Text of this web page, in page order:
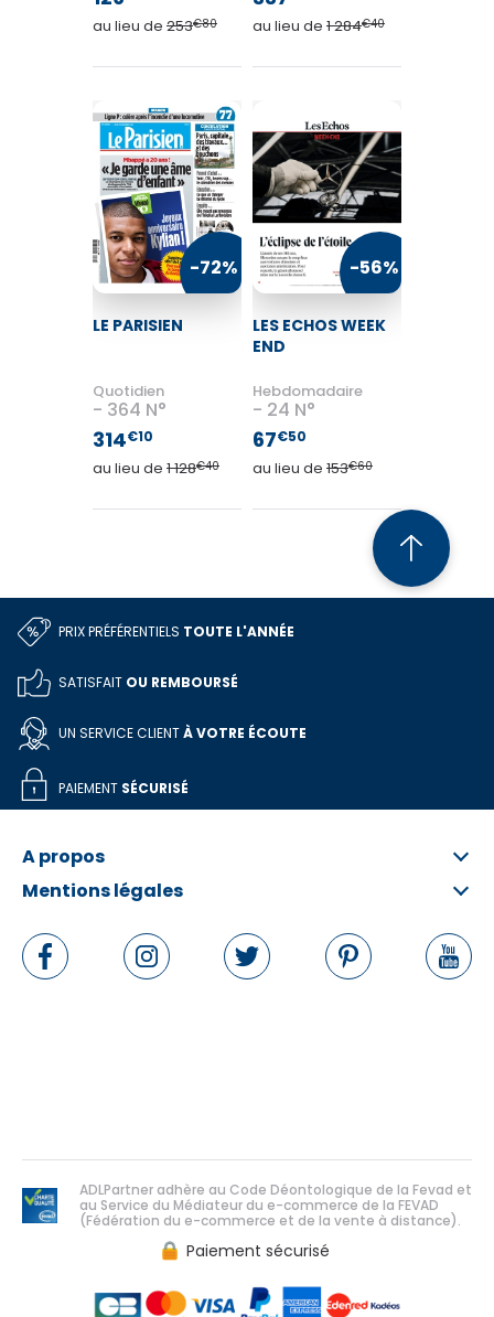
au lieu de 253€80 au lieu de 1 284€40
-72%
LE PARISIEN
Quotidien
364 N°
314€10
au lieu de 1 128€40
-56%
LES ECHOS WEEK
END
Hebdomadaire
24 N°
67€50
au lieu de 153€60
VOIR MON PANIER
CONTINUER MES ACHATS
PRIX PRÉFÉRENTIELS TOUTE L'ANNÉE
SATISFAIT OU REMBOURSÉ
UN SERVICE CLIENTÀ VOTRE ÉCOUTE
PAIEMENT SÉCURISÉ
A propos
Qui sommes-nous ?
Contactez-nous
Rétractation en ligne
Mentions légales
Conditions Générales
Politique de données personnelles
ADLPartner adhère au Code Déontologique de la Fevad et
au Service du Médiateur du e-commerce de la FEVAD
(Fédération du e-commerce et de la vente à distance).
Paiement sécurisé